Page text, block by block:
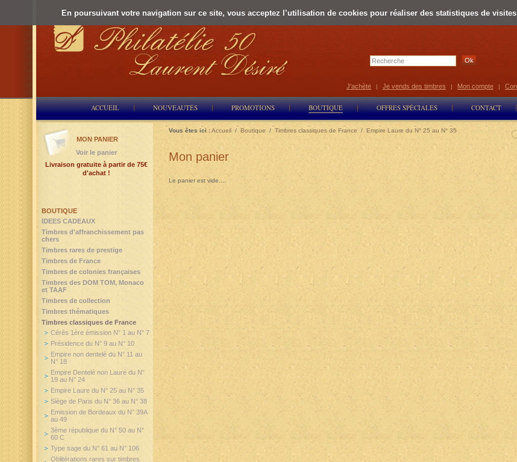
En poursuivant votre navigation sur ce site, vous acceptez l’utilisation de cookies pour réaliser des statistiques de
ACCUEIL NOUVEAUTÉS PROMOTIONS BOUTIQUE OFFRES SPÉCIALES CONTACT
J'achète | Je vends des timbres | Mon compte |
Vous êtes ici :Accueil / Boutique /Timbres classiques de France / Empire Laure du N° 25 au N° 35
Mon panier
Le panier est vide....
BOUTIQUE
IDEES CADEAUX
Timbres d'affranchissement pas
chers
Timbres rares de prestige
Timbres de France
Timbres de colonies françaises
Timbres des DOM TOM, Monaco
et TAAF
Timbres de collection
Timbres thématiques
Timbres classiques de France
Cérès 1ère émission N° 1 au N° 7
Présidence du N° 9 au N° 10
Empire non dentelé du N° 11 au
N° 18
Empire Dentelé non Lauré du N°
19 au N° 24
Empire Laure du N° 25 au N° 35
Siège de Paris du N° 36 au N° 38
Emission de Bordeaux du N° 39A
au 49
3ème république du N° 50 au N°
60 C
Type sage du N° 61 au N° 106
Oblitérations rares sur timbres
MON PANIER
Voir le panier
Livraison gratuite à partir de 75€
d'achat !